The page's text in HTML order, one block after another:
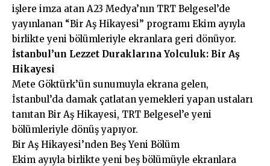
işlere imza atan A23 Medya’nın TRT Belgesel’de
yayınlanan “Bir Aş Hikayesi” programı Ekim ayıyla
birlikte yeni bölümleriyle ekranlara geri dönüyor.
İstanbul’un Lezzet Duraklarına Yolculuk: Bir Aş
Hikayesi
Mete Göktürk’ün sunumuyla ekrana gelen,
İstanbul’da damak çatlatan yemekleri yapan ustaları
tanıtan Bir Aş Hikayesi, TRT Belgesel’e yeni
bölümleriyle dönüş yapıyor.
Bir Aş Hikayesi’nden Beş Yeni Bölüm
Ekim ayıyla birlikte yeni beş bölümüyle ekranlara